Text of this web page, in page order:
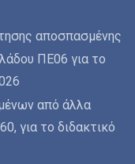
αποσπασμένης
ΠΕ06 για το
από άλλα
για το διδακτικό